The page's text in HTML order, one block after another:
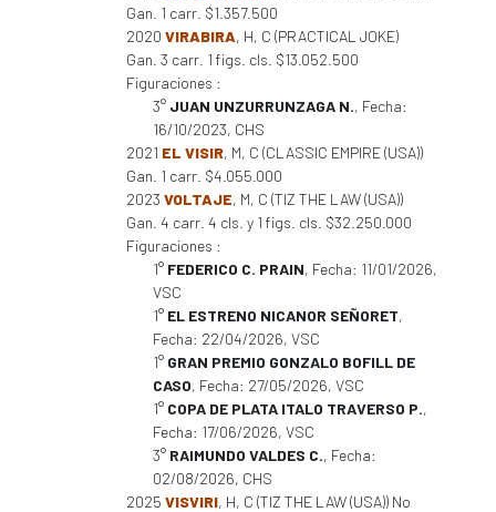
Gan. 1 carr. $1.357.500
2020 VIRABIRA, H, C (PRACTICAL JOKE)
Gan. 3 carr. 1 figs. cls. $13.052.500
Figuraciones :
3° JUAN UNZURRUNZAGA N., Fecha:
16/10/2023, CHS
2021 EL VISIR, M, C (CLASSIC EMPIRE (USA))
Gan. 1 carr. $4.055.000
2023 VOLTAJE, M, C (TIZ THE LAW (USA))
Gan. 4 carr. 4 cls. y 1 figs. cls. $32.250.000
Figuraciones :
1° FEDERICO C. PRAIN, Fecha: 11/01/2026,
VSC
1° EL ESTRENO NICANOR SEÑORET,
Fecha: 22/04/2026, VSC
1° GRAN PREMIO GONZALO BOFILL DE
CASO, Fecha: 27/05/2026, VSC
1° COPA DE PLATA ITALO TRAVERSO P.,
Fecha: 17/06/2026, VSC
3° RAIMUNDO VALDES C., Fecha:
02/08/2026, CHS
2025 VISVIRI, H, C (TIZ THE LAW (USA)) No